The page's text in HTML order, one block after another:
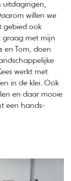
uitdagingen,
willen we
gebied ook
graag met mijn
en Tom, doen
werkt met
in de klei. Ook
en daar mooie
een hands-